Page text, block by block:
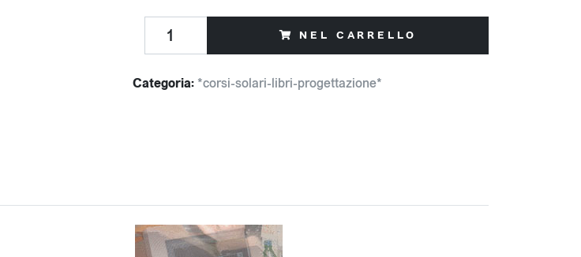
NEL CARRELLO
Categoria: *corsi-solari-libri-progettazione*